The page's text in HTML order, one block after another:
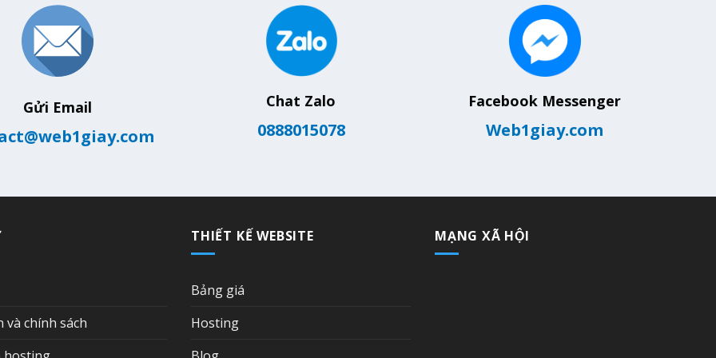
Gửi Email Chat Zalo
0888015078
Facebook Messenger
Web1giay.com
và chính sách
THIẾT KẾ WEBSITE
Bảng giá
Hosting
MẠNG XÃ HỘI